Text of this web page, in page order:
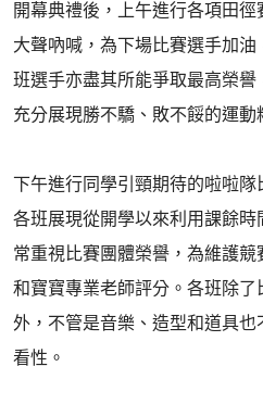
開幕典禮後，上午進行各項田
大聲吶喊，為下場比賽選手加
班選手亦盡其所能爭取最高榮譽
充分展現勝不驕、敗不餒的運動
下午進行同學引頸期待的啦啦隊
各班展現從開學以來利用課餘
常重視比賽團體榮譽，為維護
和寶寶專業老師評分。各班除
外，不管是音樂、造型和道具
看性。